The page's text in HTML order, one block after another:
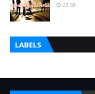
23.58
LABELS